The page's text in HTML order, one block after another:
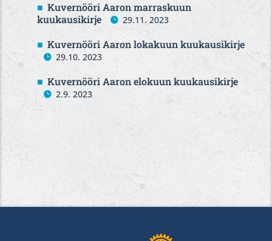
Kuvernööri Aaron marraskuun
kuukausikirje
29.11. 2023
Kuvernööri Aaron lokakuun kuukausikirje
29.10. 2023
Kuvernööri Aaron elokuun kuukausikirje
2.9. 2023